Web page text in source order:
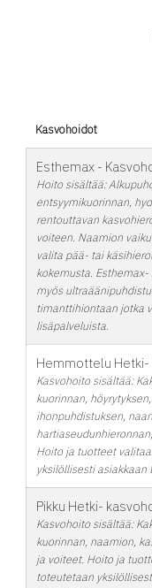
Kasvohoidot
Esthemax -
Hoito sisältää:
entsyymikuorinnan,
rentouttavan
voiteen. Naamion vaikuttaessa saat halutessasi
valita pää- tai
kokemusta. Esthemax- kasvohoidon voi yhdistää
myös
timanttihiontaan jotka
lisäpalveluista.
Hemmottelu
Kasvohoito sisältää:
kuorinnan,
ihonpuhdistuksen,
Hoito ja tuotteet
yksilöllisesti asiakkaan
Pikku Hetki-
Kasvohoito sisältää:
kuorinnan, naamion,
ja voiteet. Hoito ja tuotteet valitaan sekä
toteutetaan